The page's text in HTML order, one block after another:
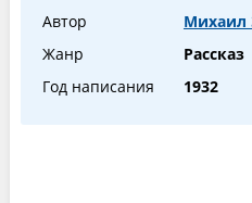
Автор
Михаил
Жанр
Рассказ
Год написания
1932